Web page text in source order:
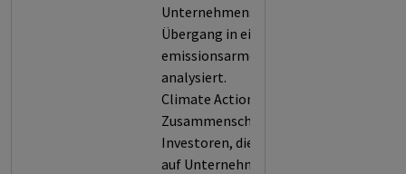
Unternehmens für einen
Übergang in eine
emissionsarme Wirtschaft
analysiert.
Climate Action 100+ ist ein
Zusammenschluss von
Investoren, die gemeinsam
auf Unternehmen einwirken